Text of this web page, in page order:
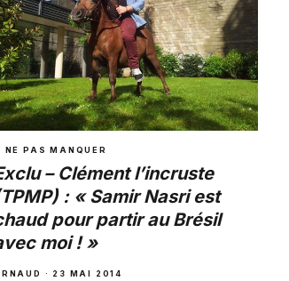
NE PAS MANQUER
– Clément l’incruste
: « Samir Nasri est
pour partir au Brésil
moi ! »
· 23 MAI 2014